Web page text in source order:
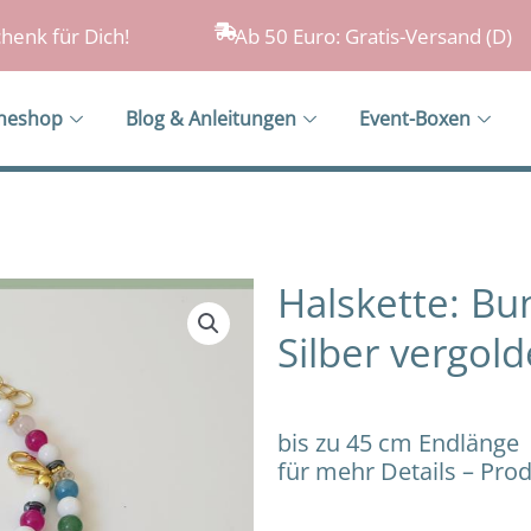
für Dich! Ab 50 Euro: Gratis-Versand (D)
Blog & Anleitungen Event-Boxen
Halskette:
Silber
bis zu 45 cm Endlänge
für mehr Details –